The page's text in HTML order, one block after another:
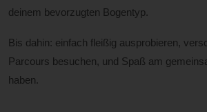
deinem bevorzugten Bogentyp.
Bis dahin: einfach fleißig ausprobieren,
Parcours besuchen, und Spaß am
haben.